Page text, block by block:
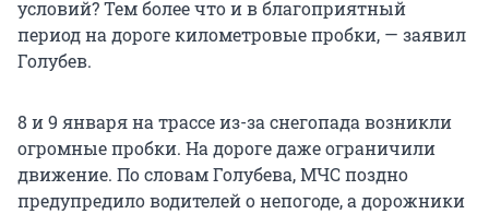
условий? Тем более что и в благоприятный
период на дороге километровые пробки, — заявил
Голубев.
8 и 9 января на трассе из-за снегопада возникли
огромные пробки. На дороге даже ограничили
движение. По словам Голубева, МЧС поздно
предупредило водителей о непогоде, а дорожники